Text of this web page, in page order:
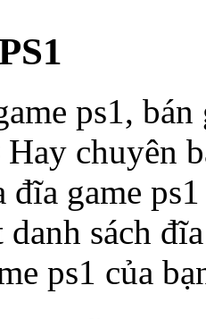
ps1,
chuyên
đĩa game
sách
ps1 của